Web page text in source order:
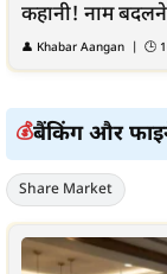
कहानी! नाम
👤 Khabar Aangan | 🕒
💰बैंकिंग और
Share Market